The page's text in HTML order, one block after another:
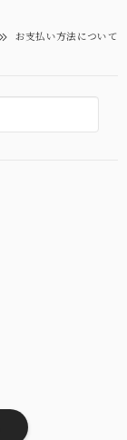
お支払い方法について